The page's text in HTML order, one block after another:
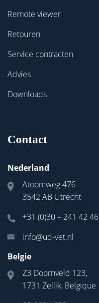
Remote viewer
Retouren
Service contracten
Advies
Downloads
Contact
Nederland
Atoomweg 476
3542 AB Utrecht
+31 (0)30 – 241 42 46
info@ud-vet.nl
Belgie
Z3 Doornveld 123,
1731 Zellik, Belgique